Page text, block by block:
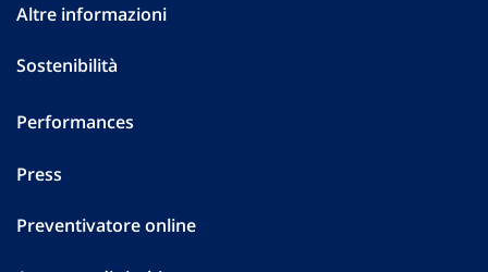
Altre informazioni
Sostenibilità
Performances
Press
Preventivatore online